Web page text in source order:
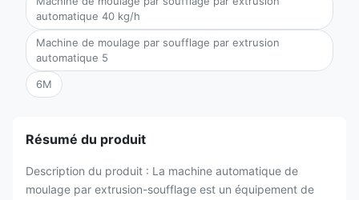
automatique 40 kg/h
Machine de moulage par soufflage par extrusion
automatique 5
6M
Résumé du produit
Description du produit : La machine automatique de
moulage par extrusion-soufflage est un équipement de